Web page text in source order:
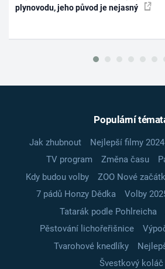
plynovodu, jeho původ je nejasný
Populární
Jak zhubnout Nejlepší filmy 2024
TV program
Změna času
Kdy budou volby
ZOO Nové
7 pádů Honzy Dědka
Volby
Tatarák podle Pohlreicha
Pěstování lichořeřišnice
Tvarohové knedlíky
Švestkový koláč